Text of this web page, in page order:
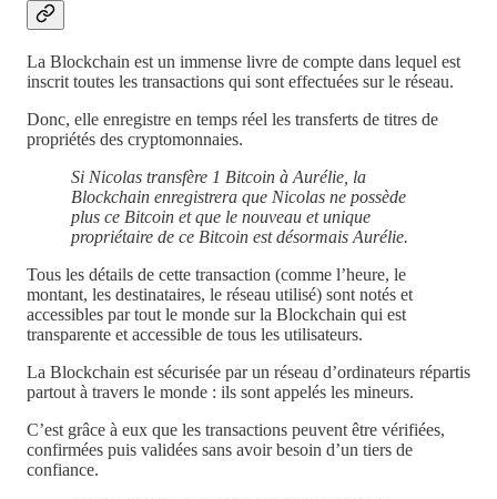
La Blockchain est un immense livre de compte dans lequel est
inscrit toutes les transactions qui sont effectuées sur le réseau.
Donc, elle enregistre en temps réel les transferts de titres de
propriétés des cryptomonnaies.
Si Nicolas transfère 1 Bitcoin à Aurélie, la
Blockchain enregistrera que Nicolas ne possède
plus ce Bitcoin et que le nouveau et unique
propriétaire de ce Bitcoin est désormais Aurélie.
Tous les détails de cette transaction (comme l’heure, le
montant, les destinataires, le réseau utilisé) sont notés et
accessibles par tout le monde sur la Blockchain qui est
transparente et accessible de tous les utilisateurs.
La Blockchain est sécurisée par un réseau d’ordinateurs répartis
partout à travers le monde : ils sont appelés les mineurs.
C’est grâce à eux que les transactions peuvent être vérifiées,
confirmées puis validées sans avoir besoin d’un tiers de
confiance.